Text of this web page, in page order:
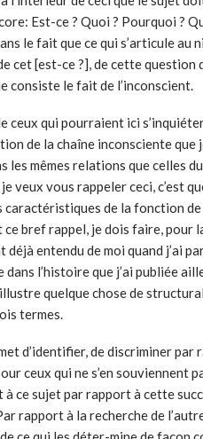
Est-ce ? Quoi ? Pourquoi ?
le fait que ce qui s’articule au
cet [est-ce ?], de cette
consiste le fait de l’inconscient.
ceux qui pourraient ici
de la chaîne inconsciente que
mêmes relations que celles
veux vous rappeler ceci, c’est
caractéristiques de la fonction
ce bref rappel, je dois faire, pour
déjà entendu de moi quand j’ai
l’histoire que j’ai publiée
quelque chose de
termes.
d’identifier, de discriminer par
ceux qui ne s’en souviennent
à ce sujet par rapport à cette
rapport à la recherche de